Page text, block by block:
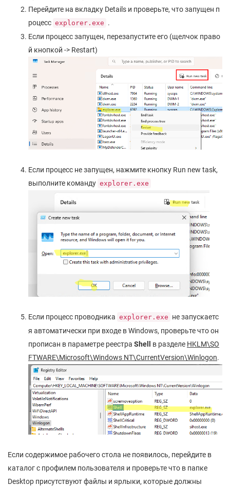
Перейдите на вкладку Details и проверьте, что запущен п
роцесс explorer.exe .
Если процесс запущен, перезапустите его (щелчок право
й кнопкой -> Restart)
Если процесс не запущен, нажмите кнопку Run new task,
выполните команду explorer.exe
Если процесс проводника explorer.exe не запускаетс
я автоматически при входе в Windows, проверьте что он
прописан в параметре реестра Shell в разделе HKLM\SO
FTWARE\Microsoft\Windows NT\CurrentVersion\Winlogon.
Если содержимое рабочего стола не появилось, перейдите в
каталог с профилем пользователя и проверьте что в папке
Desktop присутствуют файлы и ярлыки, которые должны